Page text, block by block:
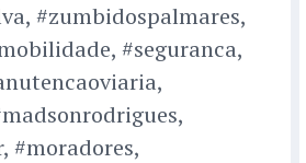
#zumbidospalmares,
#seguranca,
#moradores,